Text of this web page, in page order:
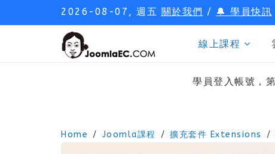
2026-08-07, 週五 關於我們 / 🔔 學員快訊
線上課程
學員登入帳號，
Home Joomla課程 擴充套件 Extensions